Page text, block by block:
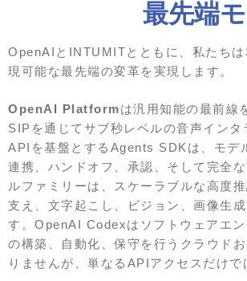
最先端
OpenAIとINTUMITとともに、私たち
現可能な最先端の変革を実現します。
OpenAI Platform は汎用知能の最前線
SIPを通じてサブ秒レベルの音声イン
APIを基盤とするAgents SDKは、モデ
連携、ハンドオフ、承認、そして完全
ルファミリーは、スケーラブルな高度
支え、文字起こし、ビジョン、画像生
す。OpenAI Codexはソフトウェアエ
の構築、自動化、保守を行うクラウド
りませんが、単なるAPIアクセスだけ